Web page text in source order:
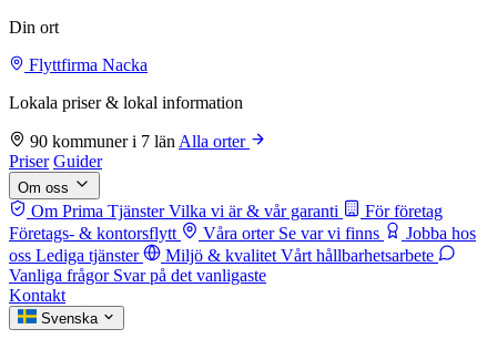
Din ort
Flyttfirma Nacka
Lokala priser & lokal information
90 kommuner i 7 län Alla orter
Priser Guider
Om oss
Om Prima Tjänster Vilka vi är & vår garanti
För företag
Företags- & kontorsflytt
Våra orter Se var vi finns
Jobba hos
oss Lediga tjänster Miljö & kvalitet Vårt hållbarhetsarbete
Vanliga frågor Svar på det vanligaste
Kontakt
Svenska